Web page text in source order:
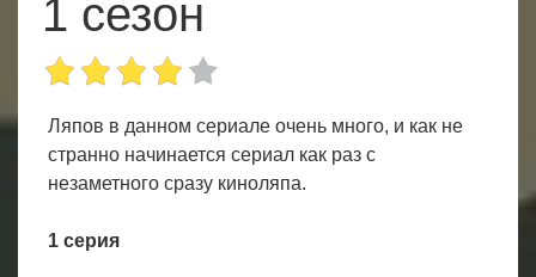
1 сезон
Ляпов в данном сериале очень много, и как не
странно начинается сериал как раз с
незаметного сразу киноляпа.
1 серия